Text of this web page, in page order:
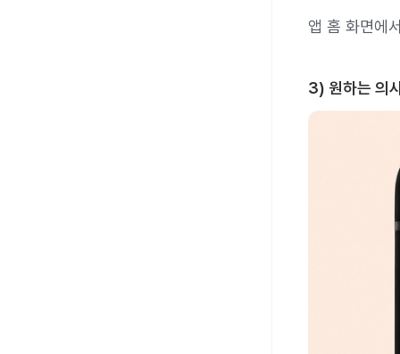
앱 홈 화면에
3) 원하는 의